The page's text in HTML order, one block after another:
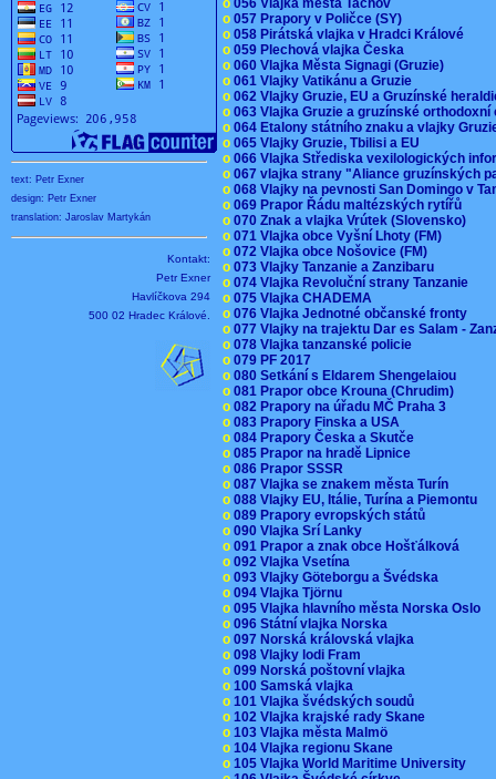
text: Petr Exner
design: Petr Exner
translation: Jaroslav Martykán
Kontakt:
Petr Exner
Havlíčkova 294
500 02 Hradec Králové.
o 057 Prapory v Poličce (SY)
o 058 Pirátská vlajka v Hradci Králové
o 059 Plechová vlajka Česka
o 060 Vlajka Města Signagi (Gruzie)
o 061 Vlajky Vatikánu a Gruzie
o 062 Vlajky Gruzie, EU a Gruzínské
o 063 Vlajka Gruzie a gruzínské
o 064 Etalony státního znaku a vlajky
o 065 Vlajky Gruzie, Tbilisi a EU
o 066 Vlajka Střediska vexilologických
o 067 vlajka strany "Aliance gruzínských
o 068 Vlajky na pevnosti San Domingo v
o 069 Prapor Řádu maltézských rytířů
o 070 Znak a vlajka Vrútek (Slovensko)
o 071 Vlajka obce Vyšní Lhoty (FM)
o 072 Vlajka obce Nošovice (FM)
o 073 Vlajky Tanzanie a Zanzibaru
o 074 Vlajka Revoluční strany Tanzanie
o 075 Vlajka CHADEMA
o 076 Vlajka Jednotné občanské fronty
o 077 Vlajky na trajektu Dar es Salam -
o 078 Vlajka tanzanské policie
o 079 PF 2017
o 080 Setkání s Eldarem Shengelaiou
o 081 Prapor obce Krouna (Chrudim)
o 082 Prapory na úřadu MČ Praha 3
o 083 Prapory Finska a USA
o 084 Prapory Česka a Skutče
o 085 Prapor na hradě Lipnice
o 086 Prapor SSSR
o 087 Vlajka se znakem města Turín
o 088 Vlajky EU, Itálie, Turína a Piemontu
o 089 Prapory evropských států
o 090 Vlajka Srí Lanky
o 091 Prapor a znak obce Hošťálková
o 092 Vlajka Vsetína
o 093 Vlajky Göteborgu a Švédska
o 094 Vlajka Tjörnu
o 095 Vlajka hlavního města Norska Oslo
o 096 Státní vlajka Norska
o 097 Norská královská vlajka
o 098 Vlajky lodi Fram
o 099 Norská poštovní vlajka
o 100 Samská vlajka
o 101 Vlajka švédských soudů
o 102 Vlajka krajské rady Skane
o 103 Vlajka města Malmö
o 104 Vlajka regionu Skane
o 105 Vlajka World Maritime University